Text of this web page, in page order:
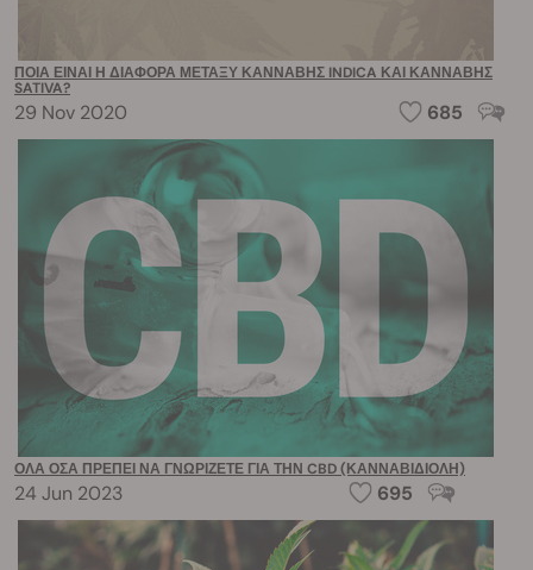
ΠΟΙΑ ΕΊΝΑΙ Η ΔΙΑΦΟΡΆ ΜΕΤΑΞΎ ΚΆΝΝΑΒΗΣ INDICA ΚΑΙ ΚΆΝΝΑΒΗΣ
SATIVA?
29 Nov 2020 685
ΌΛΑ ΌΣΑ ΠΡΈΠΕΙ ΝΑ ΓΝΩΡΊΖΕΤΕ ΓΙΑ ΤΗΝ CBD (ΚΑΝΝΑΒΙΔΙΌΛΗ)
24 Jun 2023 695